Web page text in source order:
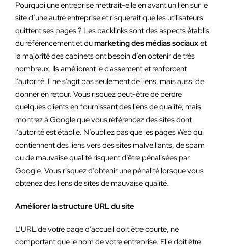
Pourquoi une entreprise mettrait-elle en avant un lien sur le
site d’une autre entreprise et risquerait que les utilisateurs
quittent ses pages ? Les backlinks sont des aspects établis
du référencement et dumarketing des médias sociauxet
la majorité des cabinets ont besoin d’en obtenir de très
nombreux. Ils améliorent le classement et renforcent
l’autorité. Il ne s’agit pas seulement de liens, mais aussi de
donner en retour. Vous risquez peut-être de perdre
quelques clients en fournissant des liens de qualité, mais
montrez à Google que vous référencez des sites dont
l’autorité est établie. N’oubliez pas que les pages Web qui
contiennent des liens vers des sites malveillants, de spam
ou de mauvaise qualité risquent d’être pénalisées par
Google. Vous risquez d’obtenir une pénalité lorsque vous
obtenez des liens de sites de mauvaise qualité.
Améliorer la structure URL du site
L’URL de votre page d’accueil doit être courte, ne
comportant que le nom de votre entreprise. Elle doit être